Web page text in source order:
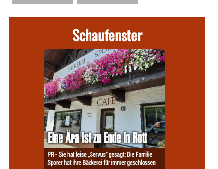
Schaufenster